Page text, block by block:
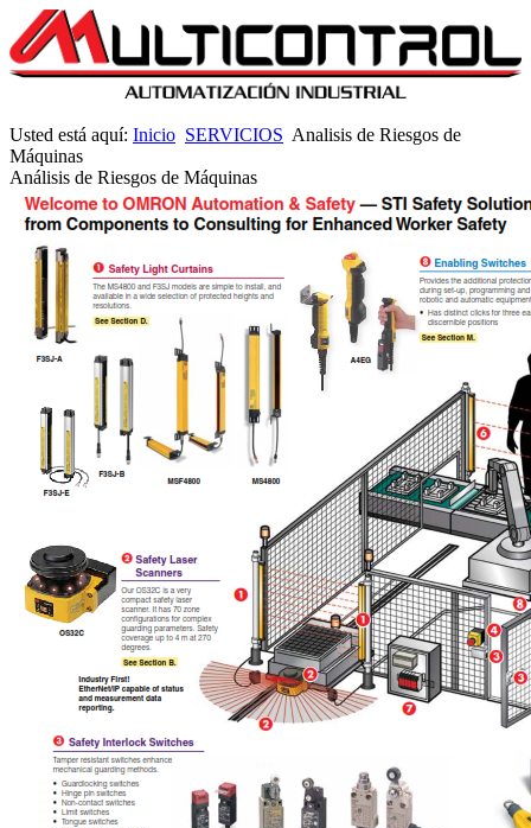
Usted está aquí: Inicio SERVICIOS Analisis de Riesgos de
Máquinas
Análisis de Riesgos de Máquinas